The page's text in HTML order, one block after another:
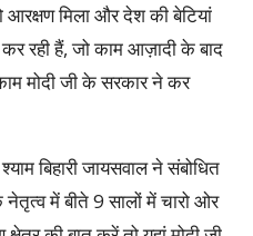
आरक्षण मिला और देश की बेटियां
रही हैं, जो काम आज़ादी के बाद
मोदी जी के सरकार ने कर
बिहारी जायसवाल ने संबोधित
में बीते 9 सालों में चारो ओर